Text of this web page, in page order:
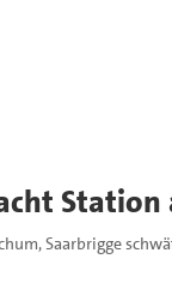
,Saarbrigge